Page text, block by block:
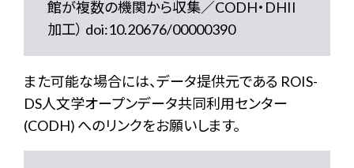
館が複数の機関から収集／CODH・DHII
加工） doi:10.20676/00000390
また可能な場合には、データ提供元である ROIS-
DS人文学オープンデータ共同利用センター
(CODH) へのリンクをお願いします。